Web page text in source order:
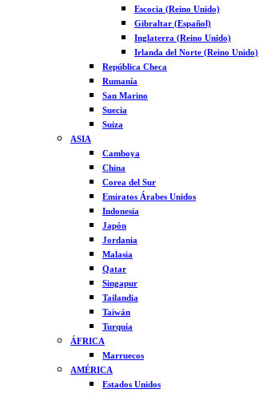
Escocia (Reino Unido)
Gibraltar (Español)
Inglaterra (Reino Unido)
Irlanda del Norte (Reino Unido)
República Checa
Rumanía
San Marino
Suecia
Suiza
ASIA
Camboya
China
Corea del Sur
Emiratos Árabes Unidos
Indonesia
Japón
Jordania
Malasia
Qatar
Singapur
Tailandia
Taiwán
Turquía
ÁFRICA
Marruecos
AMÉRICA
Estados Unidos